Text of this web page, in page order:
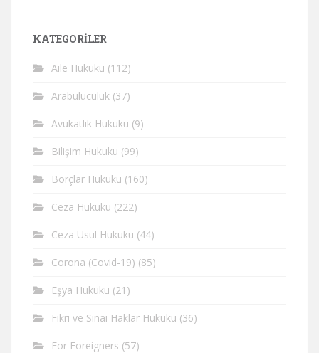
KATEGORİLER
Aile Hukuku (112)
Arabuluculuk (37)
Avukatlık Hukuku (9)
Bilişim Hukuku (99)
Borçlar Hukuku (160)
Ceza Hukuku (222)
Ceza Usul Hukuku (44)
Corona (Covid-19) (85)
Eşya Hukuku (21)
Fikri ve Sinai Haklar Hukuku (36)
For Foreigners (57)